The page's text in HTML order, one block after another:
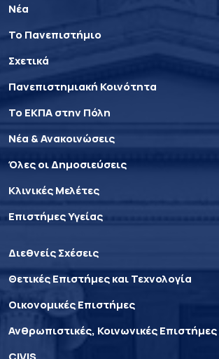
Νέα
Το Πανεπιστήμιο
Σχετικά
Πανεπιστημιακή Κοινότητα
Το ΕΚΠΑ στην Πόλη
Νέα & Ανακοινώσεις
Όλες οι Δημοσιεύσεις
Κλινικές Μελέτες
Επιστήμες Υγείας
Διεθνείς Σχέσεις
Θετικές Επιστήμες και Τεχνολογία
Οικονομικές Επιστήμες
Ανθρωπιστικές, Κοινωνικές Επιστήμες